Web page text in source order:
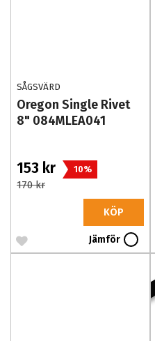
SÅGSVÄRD
Oregon Single Rivet
8" 084MLEA041
153 kr 10%
170 kr
KÖP
Jämför